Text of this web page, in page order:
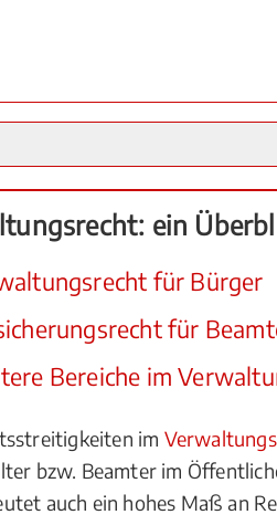
ein
für Bürger
für
Bereiche im
im
bzw. Beamter im
auch ein hohes Maß an